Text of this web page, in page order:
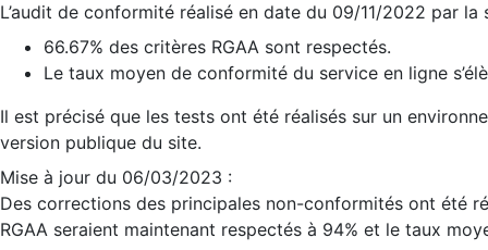
L’audit de conformité réalisé en date du 09/11/2022 par
66.67% des critères RGAA sont respectés.
Le taux moyen de conformité du service en ligne
Il est précisé que les tests ont été réalisés sur un
version publique du site.
Mise à jour du 06/03/2023 :
Des corrections des principales non-conformités ont été
RGAA seraient maintenant respectés à 94% et le taux